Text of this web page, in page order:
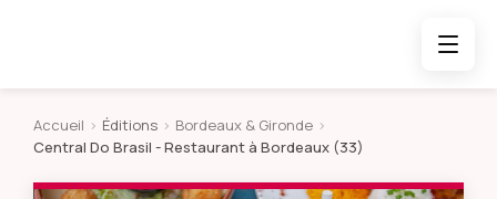
Accueil > Éditions > Bordeaux & Gironde >
Central Do Brasil - Restaurant à Bordeaux (33)